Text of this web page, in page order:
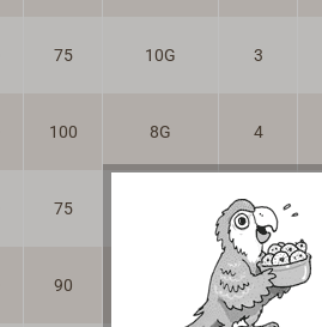
75 10G 3
100 8G 4
75 3
90 3 1/2